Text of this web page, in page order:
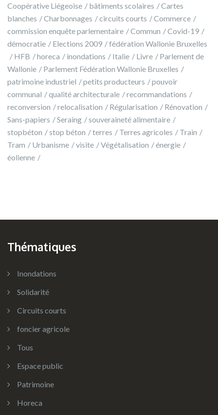
Coopérative Liégeoise
bâtiments scolaires
Cartes
blanches
Charbonnages circuits courts
Commerce
commission enquête parlementaire
Commun
Covid-19
démocratie
Elections 2009
fédération Wallonie Bruxelles
HFB
horeca inondations Italie Livre
Parlement de
Wallonie
Parlement Fédération Wallonie Bruxelles
patrimoine industriel
petits producteurs
pouvoir
communal
qualité architecturale
recommandations
reconversion
relocalisation Régularisation
Rénovation
Sans-papiers
Seraing
souveraineté alimentaire
stopbéton
stop béton terres Terres agricoles
Train
Tram
Urbanisme visite Végétalisation
énergie
éolienne
Thématiques
Inondations
Solidarité
Circuits courts
foncier agricole
Tous
Espace public
Patrimoine
Horeca